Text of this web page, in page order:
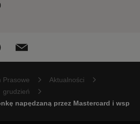
Prasowe
Aktualności
grudzień
napędzaną przez Mastercard i